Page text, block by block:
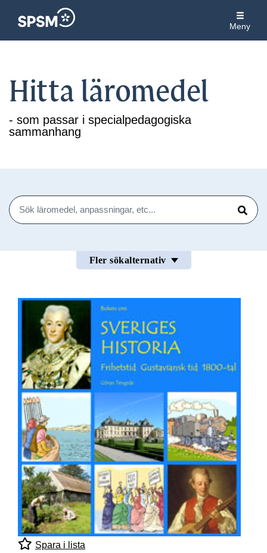
Meny
Hitta läromedel
- som passar i specialpedagogiska
sammanhang
Sök
Sök
Fler sökalternativ
Spara i lista